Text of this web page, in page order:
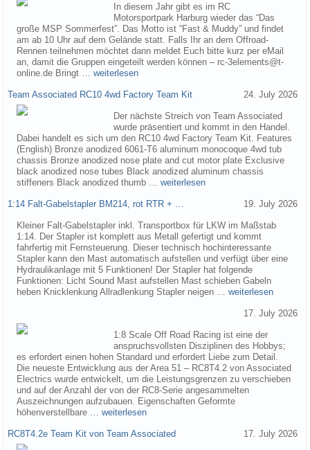
In diesem Jahr gibt es im RC
Motorsportpark Harburg wieder das “Das
große MSP Sommerfest”. Das Motto ist “Fast & Muddy” und findet
am ab 10 Uhr auf dem Gelände statt. Falls Ihr an dem Offroad-
Rennen teilnehmen möchtet dann meldet Euch bitte kurz per eMail
an, damit die Gruppen eingeteilt werden können – rc-3elements@t-
online.de Bringt … weiterlesen
Team Associated RC10 4wd Factory Team Kit 24. July 2026
Der nächste Streich von Team Associated
wurde präsentiert und kommt in den Handel.
Dabei handelt es sich um den RC10 4wd Factory Team Kit. Features
(English) Bronze anodized 6061-T6 aluminum monocoque 4wd tub
chassis Bronze anodized nose plate and cut motor plate Exclusive
black anodized nose tubes Black anodized aluminum chassis
stiffeners Black anodized thumb … weiterlesen
1:14 Falt-Gabelstapler BM214, rot RTR + … 19. July 2026
Kleiner Falt-Gabelstapler inkl. Transportbox für LKW im Maßstab
1:14. Der Stapler ist komplett aus Metall gefertigt und kommt
fahrfertig mit Fernsteuerung. Dieser technisch hochinteressante
Stapler kann den Mast automatisch aufstellen und verfügt über eine
Hydraulikanlage mit 5 Funktionen! Der Stapler hat folgende
Funktionen: Licht Sound Mast aufstellen Mast schieben Gabeln
heben Knicklenkung Allradlenkung Stapler neigen … weiterlesen
17. July 2026
1:8 Scale Off Road Racing ist eine der
anspruchsvollsten Disziplinen des Hobbys;
es erfordert einen hohen Standard und erfordert Liebe zum Detail.
Die neueste Entwicklung aus der Area 51 – RC8T4.2 von Associated
Electrics wurde entwickelt, um die Leistungsgrenzen zu verschieben
und auf der Anzahl der von der RC8-Serie angesammelten
Auszeichnungen aufzubauen. Eigenschaften Geformte
höhenverstellbare … weiterlesen
RC8T4.2e Team Kit von Team Associated 17. July 2026